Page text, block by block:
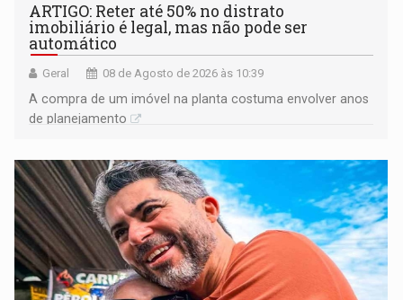
ARTIGO: Reter até 50% no distrato
imobiliário é legal, mas não pode ser
automático
Geral 08 de Agosto de 2026 às 10:39
A compra de um imóvel na planta costuma envolver anos
de planejamento